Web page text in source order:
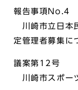
報告事項No.4
川崎市立日本
定管理者募集に
議案第12号
川崎市スポー